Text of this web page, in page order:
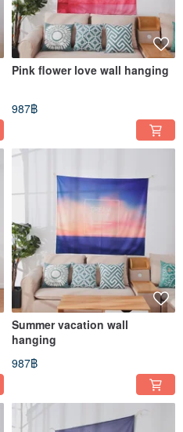
Pink flower love wall hanging
987฿
Summer vacation wall
hanging
987฿